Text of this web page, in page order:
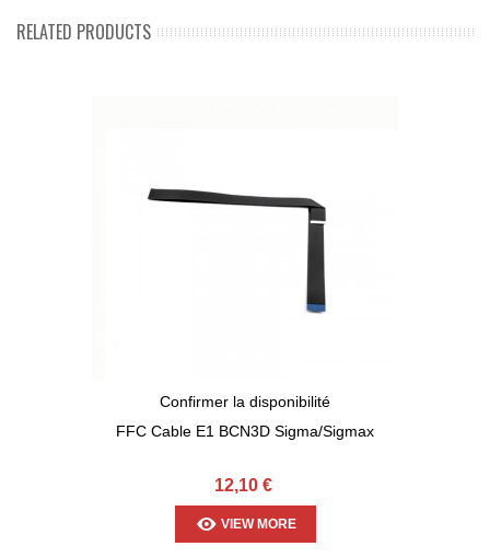
RELATED PRODUCTS
Confirmer la disponibilité
FFC Cable E1 BCN3D Sigma/Sigmax
12,10 €
VIEW MORE